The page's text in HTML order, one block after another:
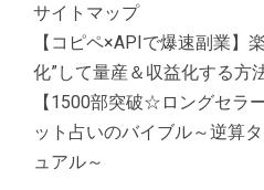
サイトマップ
【コピペ×APIで爆速副業】
化”して量産＆収益化する方
【1500部突破☆ロングセラ
ット占いのバイブル～逆算
ュアル～